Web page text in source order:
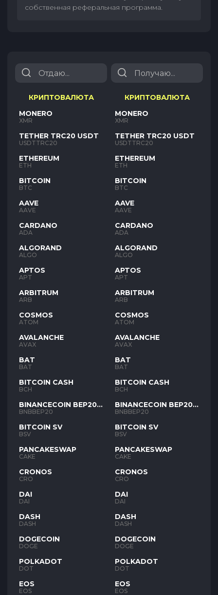
собственная реферальная программа.
КРИПТОВАЛЮТА
MONERO
XMR
TETHER TRC20 USDT
USDTTRC20
ETHEREUM
ETH
BITCOIN
BTC
AAVE
AAVE
CARDANO
ADA
ALGORAND
ALGO
APTOS
APT
ARBITRUM
ARB
COSMOS
ATOM
AVALANCHE
AVAX
BAT
BAT
BITCOIN CASH
BCH
BINANCECOIN BEP20
BNB
BNBBEP20
BITCOIN SV
BSV
PANCAKESWAP
CAKE
CRONOS
CRO
DAI
DAI
DASH
DASH
DOGECOIN
DOGE
POLKADOT
DOT
EOS
EOS
КРИПТОВАЛЮТА
MONERO
XMR
TETHER TRC20 USDT
USDTTRC20
ETHEREUM
ETH
BITCOIN
BTC
AAVE
AAVE
CARDANO
ADA
ALGORAND
ALGO
APTOS
APT
ARBITRUM
ARB
COSMOS
ATOM
AVALANCHE
AVAX
BAT
BAT
BITCOIN CASH
BCH
BINANCECOIN BEP20
BNB
BNBBEP20
BITCOIN SV
BSV
PANCAKESWAP
CAKE
CRONOS
CRO
DAI
DAI
DASH
DASH
DOGECOIN
DOGE
POLKADOT
DOT
EOS
EOS